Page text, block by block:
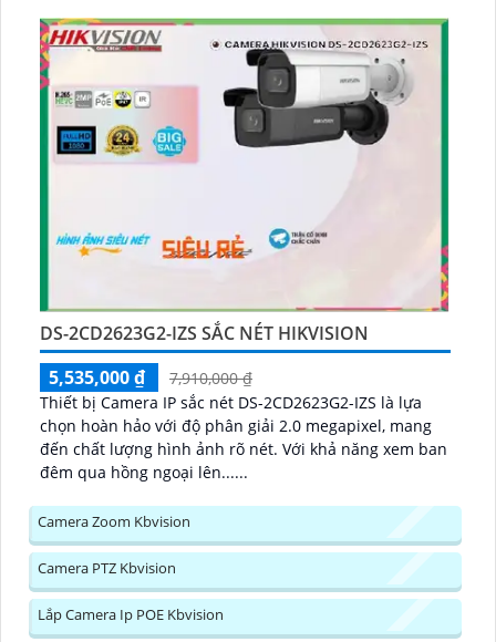
DS-2CD2623G2-IZS SẮC NÉT HIKVISION
5,535,000 ₫
7,910,000 ₫
Thiết bị Camera IP sắc nét DS-2CD2623G2-IZS là lựa
chọn hoàn hảo với độ phân giải 2.0 megapixel, mang
đến chất lượng hình ảnh rõ nét. Với khả năng xem ban
đêm qua hồng ngoại lên......
Camera Zoom Kbvision
Camera PTZ Kbvision
Lắp Camera Ip POE Kbvision